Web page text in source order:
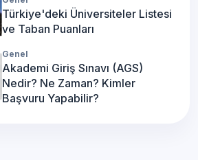
Türkiye'deki Üniversiteler Listesi
ve Taban Puanları
Genel
Akademi Giriş Sınavı (AGS)
Nedir? Ne Zaman? Kimler
Başvuru Yapabilir?